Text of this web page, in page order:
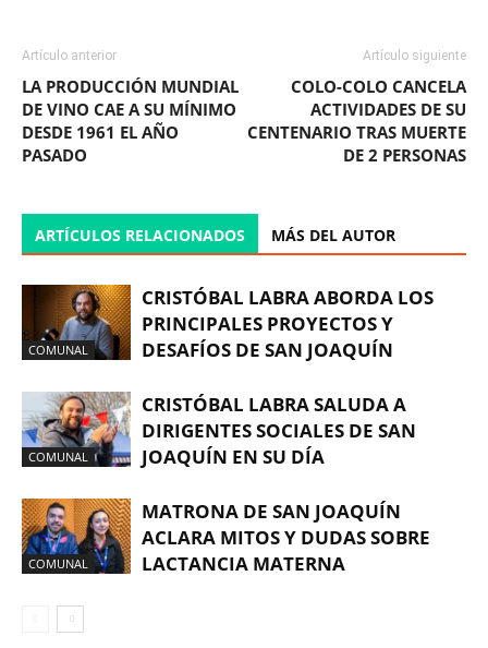
Artículo anterior
LA PRODUCCIÓN MUNDIAL
DE VINO CAE A SU MÍNIMO
DESDE 1961 EL AÑO
PASADO
Artículo siguiente
COLO-COLO CANCELA
ACTIVIDADES DE SU
CENTENARIO TRAS MUERTE
DE 2 PERSONAS
ARTÍCULOS RELACIONADOS MÁS DEL AUTOR
COMUNAL
CRISTÓBAL LABRA ABORDA LOS
PRINCIPALES PROYECTOS Y
DESAFÍOS DE SAN JOAQUÍN
COMUNAL
CRISTÓBAL LABRA SALUDA A
DIRIGENTES SOCIALES DE SAN
JOAQUÍN EN SU DÍA
COMUNAL
MATRONA DE SAN JOAQUÍN
ACLARA MITOS Y DUDAS SOBRE
LACTANCIA MATERNA